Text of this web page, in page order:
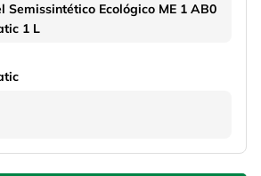
Semissintético Ecológico ME 1 AB0
1 L